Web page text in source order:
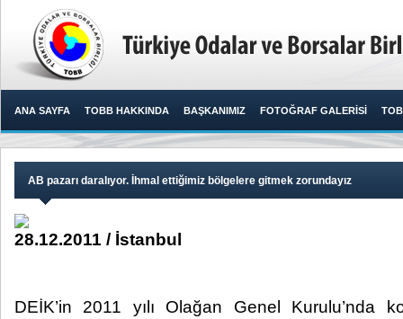
ANA SAYFA TOBB HAKKINDA BAŞKANIMIZ FOTOĞRAF GALERİSİ
AB pazarı daralıyor. İhmal ettiğimiz bölgelere gitmek zorundayız
28.12.2011 / İstanbul
DEİK’in 2011 yılı Olağan Genel Kurulu’nda